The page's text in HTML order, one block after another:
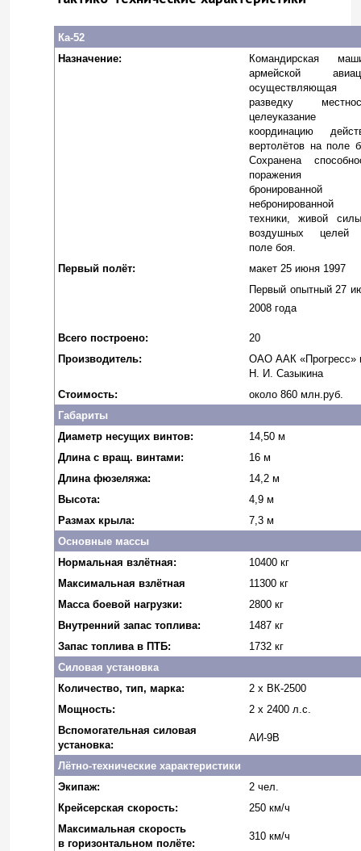
Ка-52
Назначение:
Командирская
армейской
осуществляющая
разведку
координацию
вертолётов на поле
Сохранена
поражения
небронированной
техники, живой
воздушных целей
поле боя.
Первый полёт:
макет 25 июня 1997
Первый опытный 27
2008 года
Всего построено:
20
Производитель:
ОАО ААК «Прогресс»
Н. И. Сазыкина
Стоимость:
около 860 млн.руб.
Габариты
Диаметр несущих винтов:
14,50 м
Длина с вращ. винтами:
16 м
Длина фюзеляжа:
14,2 м
Высота:
4,9 м
Размах крыла:
7,3 м
Основные массы
Нормальная взлётная:
10400 кг
Максимальная взлётная
11300 кг
Масса боевой нагрузки:
2800 кг
Внутренний запас топлива:
1487 кг
Запас топлива в ПТБ:
1732 кг
Силовая установка
Количество, тип, марка:
2 х ВК-2500
Мощность:
2 х 2400 л.с.
Вспомогательная силовая
установка:
АИ-9В
Лётно-технические характеристики
Экипаж:
2 чел.
Крейсерская скорость:
250 км/ч
Максимальная скорость
в горизонтальном полёте:
310 км/ч